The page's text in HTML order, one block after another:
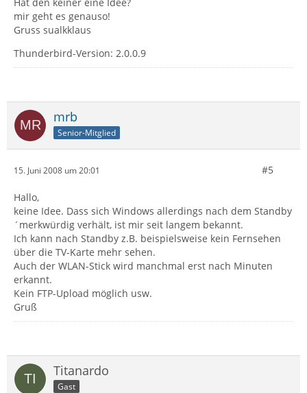
mir geht es genauso!
Gruss sualkklaus
Thunderbird-Version: 2.0.0.9
mrb
Senior-Mitglied
15. Juni 2008 um 20:01 #5
Hallo,
keine Idee. Dass sich Windows allerdings nach dem Standby
´merkwürdig verhält, ist mir seit langem bekannt.
Ich kann nach Standby z.B. beispielsweise kein Fernsehen
über die TV-Karte mehr sehen.
Auch der WLAN-Stick wird manchmal erst nach Minuten
erkannt.
Kein FTP-Upload möglich usw.
Gruß
Titanardo
Gast